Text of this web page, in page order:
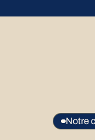
Notre